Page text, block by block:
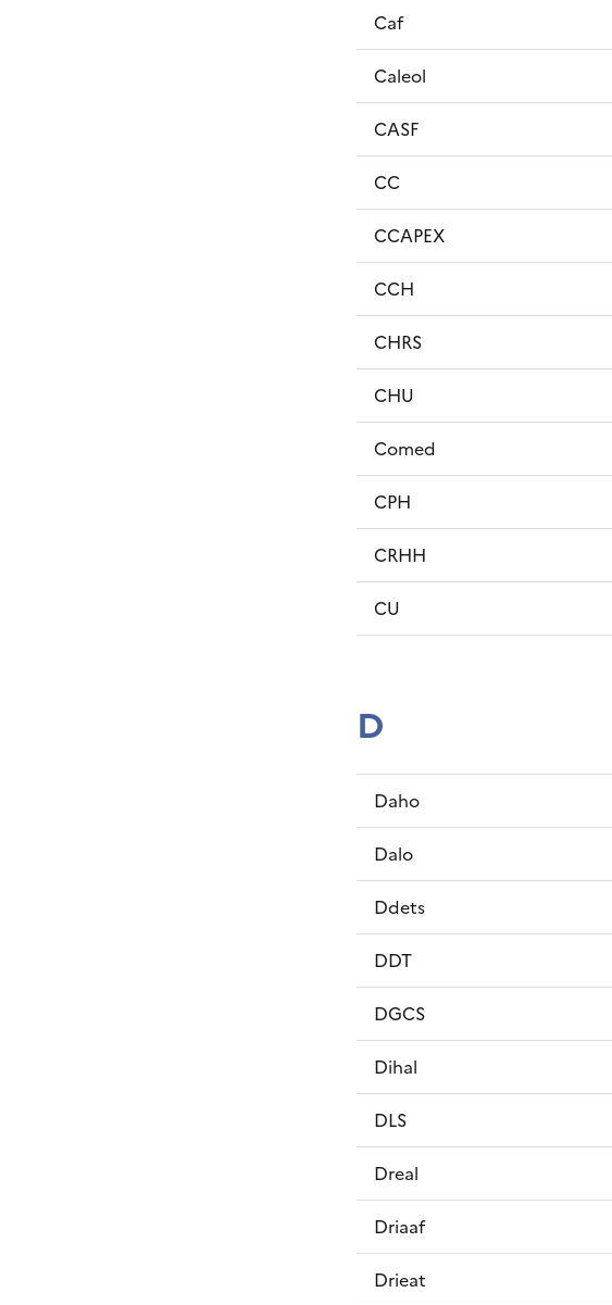
Caf
Caleol
CASF
CC
CCAPEX
CCH
CHRS
CHU
Comed
CPH
CRHH
CU
D
Daho
Dalo
Ddets
DDT
DGCS
Dihal
DLS
Dreal
Driaaf
Drieat